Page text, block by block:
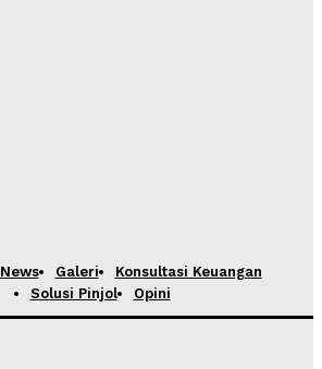
News Galeri
Konsultasi Keuangan
Solusi Pinjol
Opini